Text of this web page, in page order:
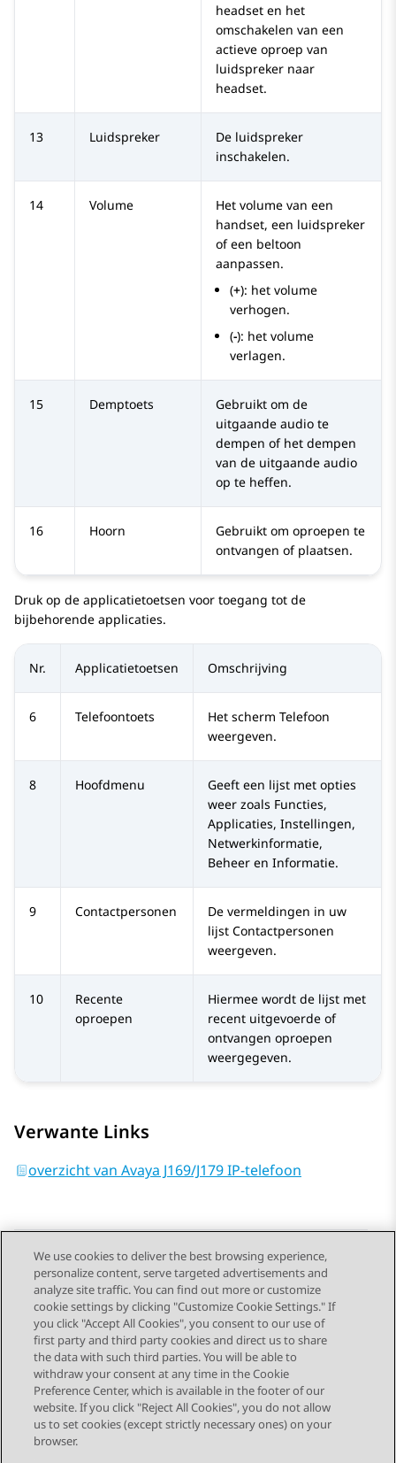
headset en het
omschakelen van een
actieve oproep van
luidspreker naar
headset.
13 Luidspreker
De luidspreker
inschakelen.
14 Volume
Het volume van een
handset, een luidspreker
of een beltoon
aanpassen.
(+): het volume
verhogen.
(-): het volume
verlagen.
15 Demptoets
Gebruikt om de
uitgaande audio te
dempen of het dempen
van de uitgaande audio
op te heffen.
16 Hoorn
Gebruikt om oproepen te
ontvangen of plaatsen.
Druk op de applicatietoetsen voor toegang tot de
bijbehorende applicaties.
Nr. Applicatietoetsen Omschrijving
6 Telefoontoets Het scherm Telefoon
weergeven.
8 Hoofdmenu
Geeft een lijst met opties
weer zoals Functies,
Applicaties, Instellingen,
Netwerkinformatie,
Beheer en Informatie.
9 Contactpersonen
De vermeldingen in uw
lijst Contactpersonen
weergeven.
10
Recente
oproepen
Hiermee wordt de lijst met
recent uitgevoerde of
ontvangen oproepen
weergegeven.
Verwante Links
overzicht van Avaya J169/J179 IP-telefoon
Send Feedback
Topic navigation
Vorig onderwerp Volgend onderwerp
STAY CONNECTED
We use cookies to deliver the best browsing experience,
personalize content, serve targeted advertisements and
analyze site traffic. You can find out more or customize
cookie settings by clicking "Customize Cookie Settings." If
you click "Accept All Cookies", you consent to our use of
first party and third party cookies and direct us to share
the data with such third parties. You will be able to
withdraw your consent at any time in the Cookie
Preference Center, which is available in the footer of our
website. If you click "Reject All Cookies", you do not allow
us to set cookies (except strictly necessary ones) on your
browser.